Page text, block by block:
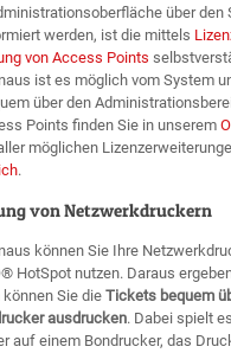
über den
werden, ist die mittels
von Access Points
ist es möglich vom System
über den
Points finden Sie in unserem
möglichen
.
von Netzwerkdruckern
können Sie Ihre
HotSpot nutzen. Daraus
Sie die Tickets bequem
ausdrucken. Dabei spielt
auf einem Bondrucker, das